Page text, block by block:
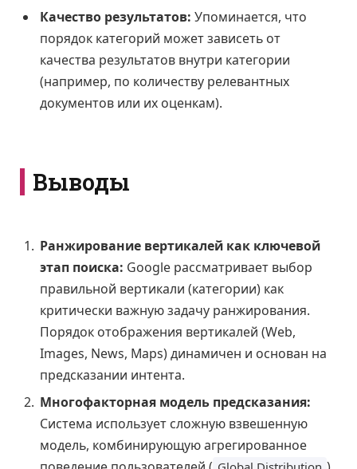
Качество результатов: Упоминается, что
порядок категорий может зависеть от
качества результатов внутри категории
(например, по количеству релевантных
документов или их оценкам).
Выводы
Ранжирование вертикалей как ключевой
этап поиска: Google рассматривает выбор
правильной вертикали (категории) как
критически важную задачу ранжирования.
Порядок отображения вертикалей (Web,
Images, News, Maps) динамичен и основан на
предсказании интента.
Многофакторная модель предсказания:
Система использует сложную взвешенную
модель, комбинирующую агрегированное